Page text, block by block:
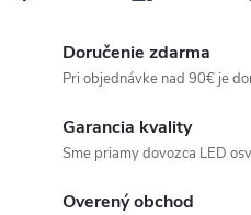
Doručenie zdarma
Pri objednávke nad 90€ je
Garancia kvality
Sme priamy dovozca LED
Overený obchod